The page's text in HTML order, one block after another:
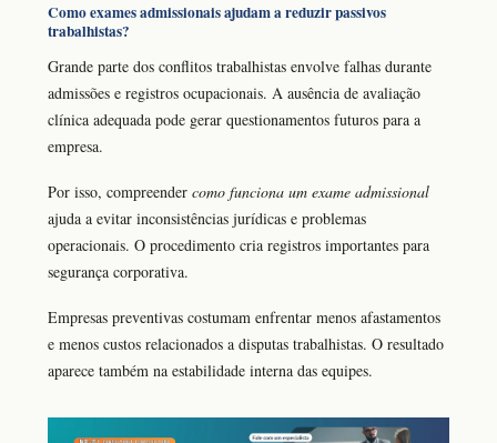
Como exames admissionais ajudam a reduzir passivos
trabalhistas?
Grande parte dos conflitos trabalhistas envolve falhas durante
admissões e registros ocupacionais. A ausência de avaliação
clínica adequada pode gerar questionamentos futuros para a
empresa.
Por isso, compreender como funciona um exame admissional
ajuda a evitar inconsistências jurídicas e problemas
operacionais. O procedimento cria registros importantes para
segurança corporativa.
Empresas preventivas costumam enfrentar menos afastamentos
e menos custos relacionados a disputas trabalhistas. O resultado
aparece também na estabilidade interna das equipes.